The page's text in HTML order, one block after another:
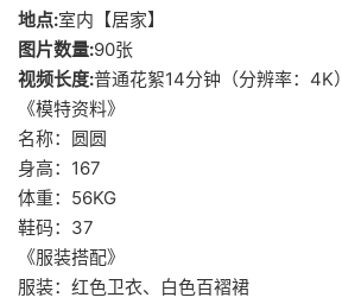
地点:室内【居家】
图片数量:90张
视频长度:普通花絮14分钟（分辨率：4K）
《模特资料》
名称：圆圆
身高：167
体重：56KG
鞋码：37
《服装搭配》
服装：红色卫衣、白色百褶裙